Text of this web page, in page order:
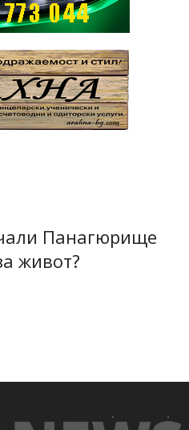
Панагюрище
живот?